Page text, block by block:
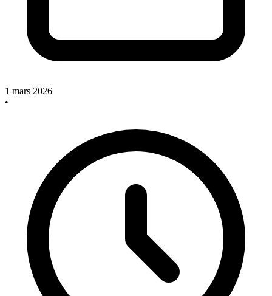
1 mars 2026
•